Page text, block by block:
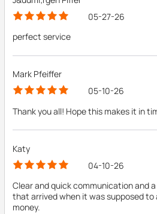
05-27-26
perfect service
Mark Pfeiffer
05-10-26
Thank you all! Hope this makes it in
Katy
04-10-26
Clear and quick communication and
that arrived when it was supposed to
money.